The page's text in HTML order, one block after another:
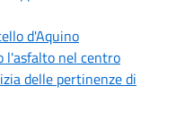
d'Aquino
l'asfalto nel centro
delle pertinenze di